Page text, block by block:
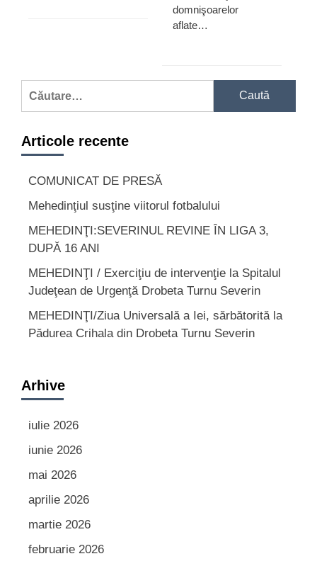
domnişoarelor
aflate…
Articole recente
COMUNICAT DE PRESĂ
Mehedinţiul susţine viitorul fotbalului
MEHEDINŢI:SEVERINUL REVINE ÎN LIGA 3,
DUPĂ 16 ANI
MEHEDINŢI / Exerciţiu de intervenţie la Spitalul
Judeţean de Urgenţă Drobeta Turnu Severin
MEHEDINŢI/Ziua Universală a Iei, sărbătorită la
Pădurea Crihala din Drobeta Turnu Severin
Arhive
iulie 2026
iunie 2026
mai 2026
aprilie 2026
martie 2026
februarie 2026